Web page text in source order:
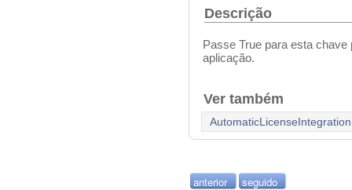
Descrição
Passe True para esta
aplicação.
Ver também
AutomaticLicenseIntegration
anterior seguido